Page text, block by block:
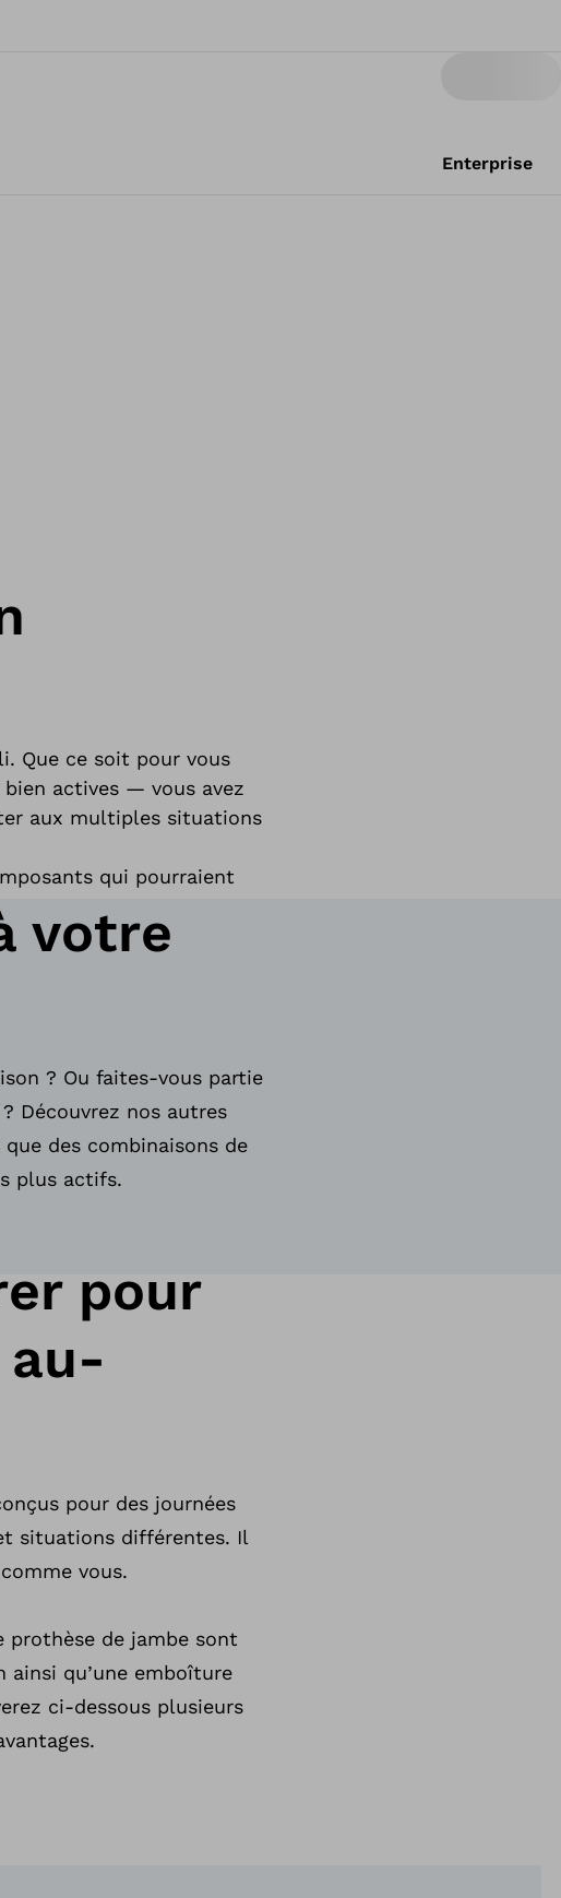
Enterprise
Que ce soit pour vous
actives — vous avez
aux multiples situations
qui pourraient
votre
? Ou faites-vous partie
Découvrez nos autres
des combinaisons de
plus actifs.
pour
au-
pour des journées
situations différentes. Il
vous.
prothèse de jambe sont
qu’une emboîture
ci-dessous plusieurs